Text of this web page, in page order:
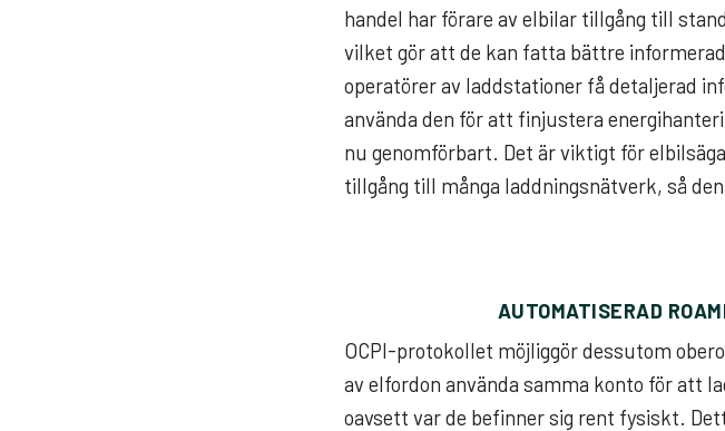
handel har förare av elbilar tillgång till
vilket gör att de kan fatta bättre
operatörer av laddstationer få detaljerad
använda den för att finjustera
nu genomförbart. Det är viktigt för
tillgång till många laddningsnätverk, så
AUTOMATISERAD
OCPI-protokollet möjliggör dessutom
av elfordon använda samma konto för att
oavsett var de befinner sig rent fysiskt.